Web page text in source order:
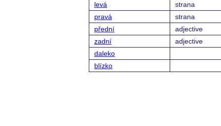
levá
strana
pravá
strana
přední
adjective
zadní
adjective
daleko
blízko